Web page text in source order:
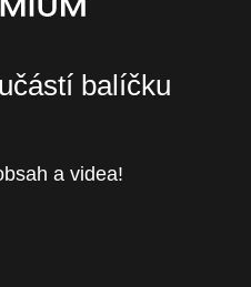
balíčku
a videa!